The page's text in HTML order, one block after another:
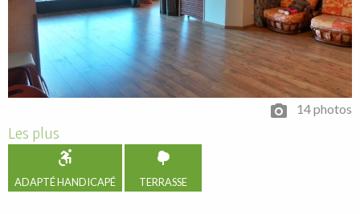
14 photos
Les plus
ADAPTÉ HANDICAPÉ TERRASSE